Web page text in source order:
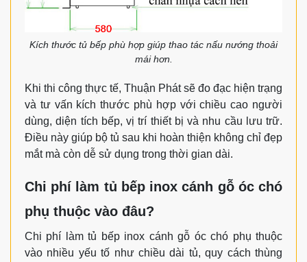
Kích thước tủ bếp phù hợp giúp thao tác nấu nướng thoải
mái hơn.
Khi thi công thực tế, Thuận Phát sẽ đo đạc hiện trạng
và tư vấn kích thước phù hợp với chiều cao người
dùng, diện tích bếp, vị trí thiết bị và nhu cầu lưu trữ.
Điều này giúp bộ tủ sau khi hoàn thiện không chỉ đẹp
mắt mà còn dễ sử dụng trong thời gian dài.
Chi phí làm tủ bếp inox cánh gỗ óc chó
phụ thuộc vào đâu?
Chi phí làm tủ bếp inox cánh gỗ óc chó phụ thuộc
vào nhiều yếu tố như chiều dài tủ, quy cách thùng
Đăng ký khảo sát – Thiết